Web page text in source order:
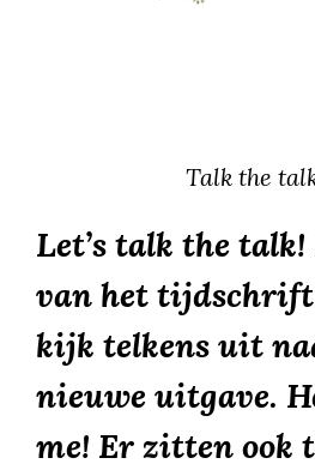
Talk the
Let’s talk the
van het tijdschrift
kijk telkens uit
nieuwe uitgave.
me! Er zitten ook